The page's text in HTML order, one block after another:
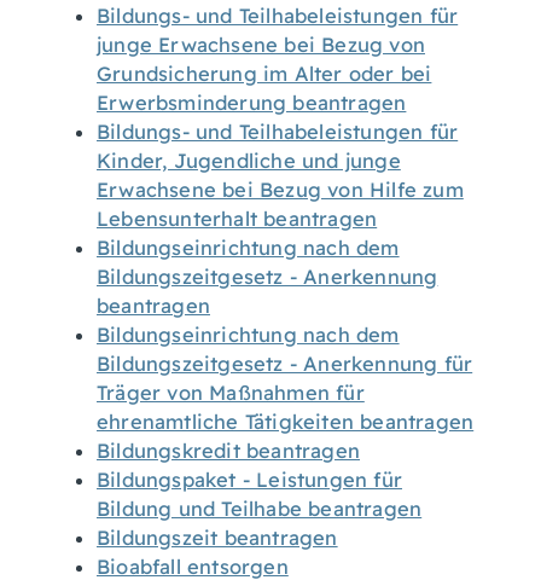
Bildungs- und Teilhabeleistungen für
junge Erwachsene bei Bezug von
Grundsicherung im Alter oder bei
Erwerbsminderung beantragen
Bildungs- und Teilhabeleistungen für
Kinder, Jugendliche und junge
Erwachsene bei Bezug von Hilfe zum
Lebensunterhalt beantragen
Bildungseinrichtung nach dem
Bildungszeitgesetz - Anerkennung
beantragen
Bildungseinrichtung nach dem
Bildungszeitgesetz - Anerkennung für
Träger von Maßnahmen für
ehrenamtliche Tätigkeiten beantragen
Bildungskredit beantragen
Bildungspaket - Leistungen für
Bildung und Teilhabe beantragen
Bildungszeit beantragen
Bioabfall entsorgen